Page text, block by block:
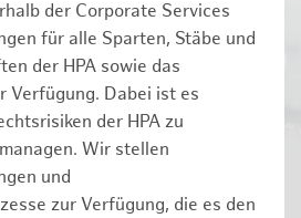
der Corporate Services
für alle Sparten, Stäbe und
der HPA sowie das
Verfügung. Dabei ist es
der HPA zu
Wir stellen
und
zur Verfügung, die es den